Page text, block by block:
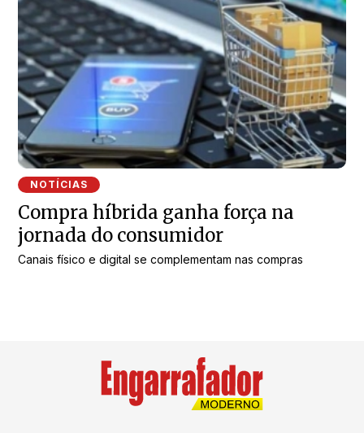
NOTÍCIAS
Compra híbrida ganha força na
jornada do consumidor
Canais físico e digital se complementam nas compras